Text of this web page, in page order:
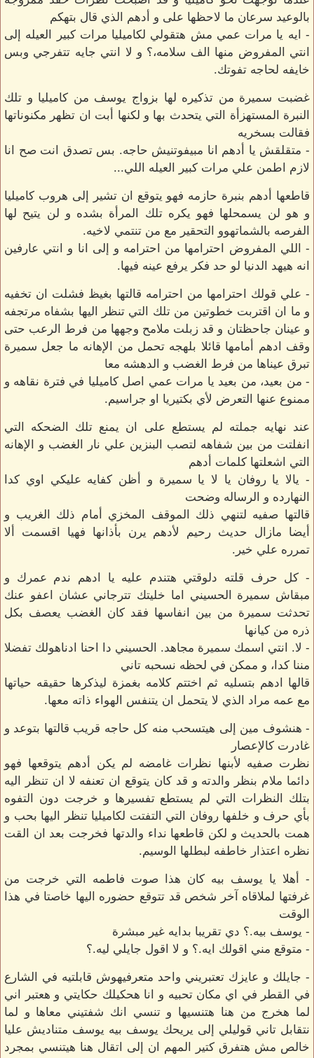
بالوعيد سرعان ما لاحظها على و أدهم الذي قال بتهكم
- ايه يا مرات عمي مش هتقولي لكاميليا مرات كبير العيله إلى
انتي المفروض منها الف سلامه،؟ و لا انتي جايه تتفرجي وبس
خايفه لحاجه تفوتك.
غضبت سميرة من تذكيره لها بزواج يوسف من كاميليا و تلك
النبرة المستهزأة التي يتحدث بها و لكنها أبت ان تظهر مكنوناتها
فقالت بسخريه
- متقلقش يا أدهم انا مبيفوتنيش حاجه. بس تصدق انت صح انا
لازم اطمن علي مرات كبير العيله اللي...
قاطعها أدهم بنبرة حازمه فهو يتوقع ان تشير إلى هروب كاميليا
و هو لن يسمحلها فهو يكره تلك المرأة بشده و لن يتيح لها
الفرصه بالشماتهوو التحقير مع من تنتمي لاخيه.
- اللي المفروض احترامها من احترامه و إلى انا و انتي عارفين
انه هيهد الدنيا لو حد فكر يرفع عينه فيها.
- علي قولك احترامها من احترامه قالتها بغيظ فشلت ان تخفيه
و ما ان اقتربت خطوتين من تلك التي تنظر اليها بشفاه مرتجفه
و عينان جاحظتان و قد زبلت ملامح وجهها من فرط الرعب حتى
وقف ادهم أمامها قائلا بلهجه تحمل من الإهانه ما جعل سميرة
تبرق عيناها من فرط الغضب و الدهشه معا
- من بعيد، من بعيد يا مرات عمي اصل كاميليا في فترة نقاهه و
ممنوع عنها التعرض لأي بكتيريا او جراسيم.
عند نهايه جملته لم يستطع على ان يمنع تلك الضحكه التي
انفلتت من بين شفاهه لتصب البنزين علي نار الغضب و الإهانه
التي اشعلتها كلمات أدهم
- يالا يا روفان يا لا يا سميرة و أظن كفايه عليكي اوي كدا
النهارده و الرساله وضحت
قالتها صفيه لتنهي ذلك الموقف المخزي أمام ذلك الغريب و
أيضا مازال حديث رحيم لأدهم يرن بأذانها فهيا اقسمت ألا
تمرره علي خير.
- كل حرف قلته دلوقتي هتندم عليه يا ادهم ندم عمرك و
مبقاش سميرة الحسيني اما خليتك تترجاني عشان اعفو عنك
تحدثت سميرة من بين انفاسها فقد كان الغضب يعصف بكل
ذره من كيانها
- لا. انتي اسمك سميرة مجاهد. الحسيني دا احنا ادناهولك تفضلا
مننا كدا، و ممكن في لحظه نسحبه تاني
قالها ادهم بتسليه ثم اختتم كلامه بغمزة ليذكرها حقيقه حياتها
مع عمه مراد الذي لا يتحمل ان يتنفس الهواء ذاته معها.
- هنشوف مين إلى هيتسحب منه كل حاجه قريب قالتها بتوعد و
غادرت كالإعصار
نظرت صفيه لأبنها نظرات غامضه لم يكن أدهم يتوقعها فهو
دائما ملام بنظر والدته و قد كان يتوقع ان تعنفه لا ان تنظر اليه
بتلك النظرات التي لم يستطع تفسيرها و خرجت دون التفوه
بأي حرف و خلفها روفان التي التفتت لكاميليا تنظر اليها بحب و
همت بالحديث و لكن قاطعها نداء والدتها فخرجت بعد ان القت
نظره اعتذار خاطفه لبطلها الوسيم.
- أهلا يا يوسف بيه كان هذا صوت فاطمه التي خرجت من
غرفتها لملاقاه آخر شخص قد تتوقع حضوره اليها خاصتا في هذا
الوقت
- يوسف بيه.؟ دي تقريبا بدايه غير مبشرة
- متوقع مني اقولك ايه.؟ و لا اقول جايلي ليه.؟
- جايلك و عايزك تعتبريني واحد متعرفيهوش قابلتيه في الشارع
في القطر في اي مكان تحبيه و انا هحكيلك حكايتي و هعتبر اني
لما هخرج من هنا هتنسيها و تنسي انك شفتيني معاها و لما
نتقابل تاني قوليلي إلى يريحك يوسف بيه يوسف متناديش عليا
خالص مش هتفرق كتير المهم ان إلى اتقال هنا هيتنسي بمجرد